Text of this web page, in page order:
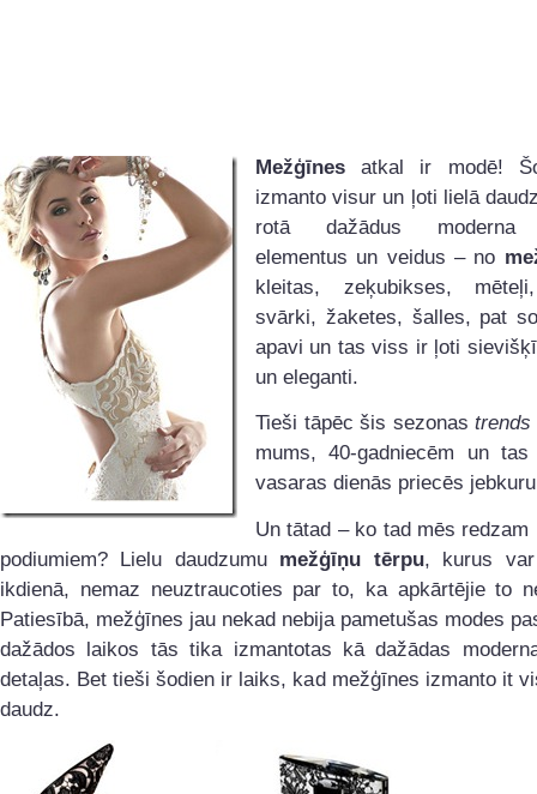
Mežģīnes atkal ir modē!
izmanto visur un ļoti lielā
rotā dažādus moderna
elementus un veidus – no
kleitas, zeķubikses,
svārki, žaketes, šalles, pat
apavi un tas viss ir ļoti
un eleganti.
Tieši tāpēc šis sezonas trends
mums, 40-gadniecēm un tas
vasaras dienās priecēs
Un tātad – ko tad mēs redzam
podiumiem? Lielu daudzumu mežģīņu tērpu, kurus var
ikdienā, nemaz neuztraucoties par to, ka apkārtējie to
Patiesībā, mežģīnes jau nekad nebija pametušas modes
dažādos laikos tās tika izmantotas kā dažādas
detaļas. Bet tieši šodien ir laiks, kad mežģīnes izmanto it
daudz.